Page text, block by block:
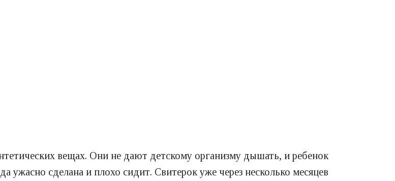
вещах. Они не дают детскому организму дышать, и ребенок
сделана и плохо сидит. Свитерок уже через несколько месяцев